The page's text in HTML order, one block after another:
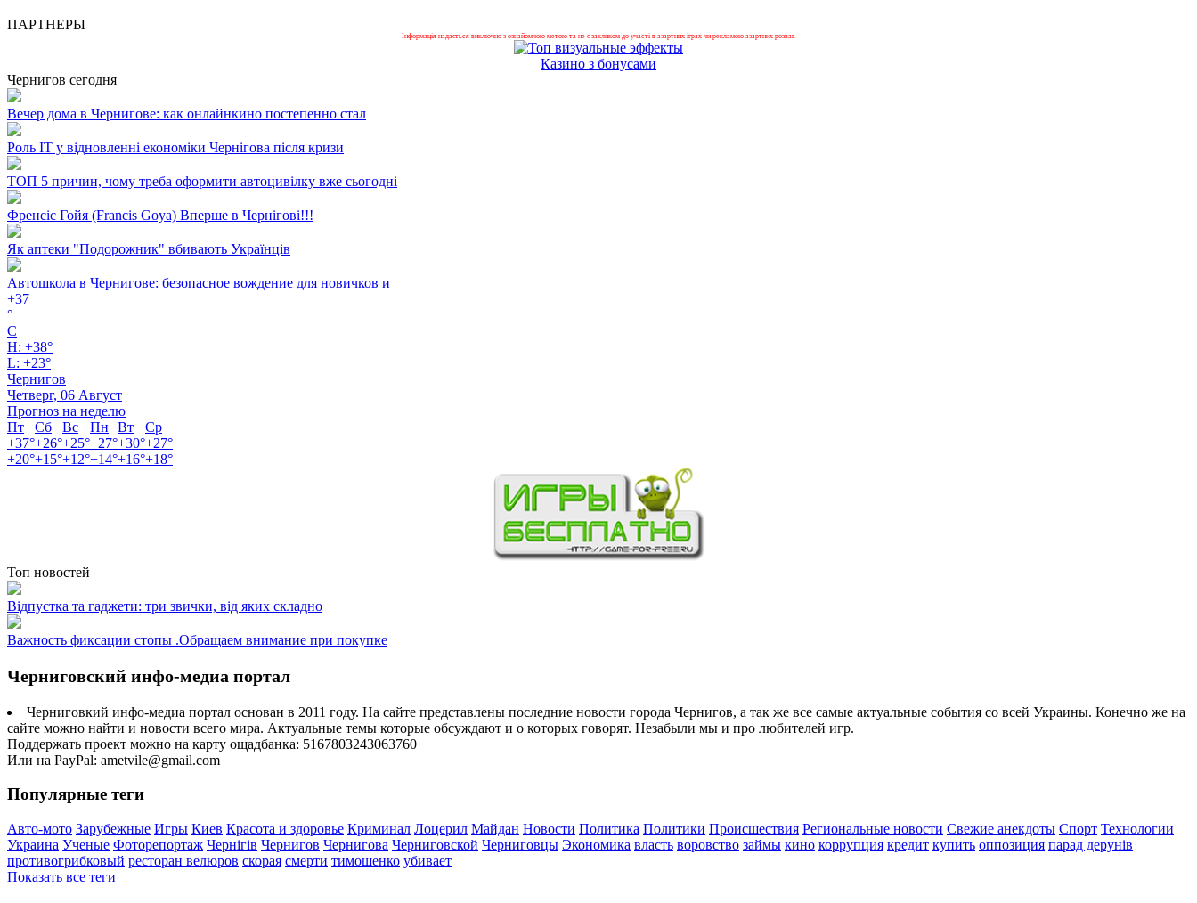
ПАРТНЕРЫ
Інформація надається виключно з ознайомчою метою та не є закликом до участі в азартних іграх чи рекламою азартних розваг.
Казино з бонусами
Чернигов сегодня
Вечер дома в Чернигове: как онлайнкино постепенно стал
Роль ІТ у відновленні економіки Чернігова після кризи
ТОП 5 причин, чому треба оформити автоцивілку вже сьогодні
Френсіс Гойя (Francis Goya) Вперше в Чернігові!!!
Як аптеки "Подорожник" вбивають Українців
Автошкола в Чернигове: безопасное вождение для новичков и
+37
°
C
H: +38°
L: +23°
Чернигов
Четверг, 06 Август
Прогноз на неделю
Пт
Сб Вс Пн Вт
Ср
+37°+26°+25°+27°+30°+27°
+20°+15°+12°+14°+16°+18°
Топ новостей
Відпустка та гаджети: три звички, від яких складно
Важность фиксации стопы .Обращаем внимание при покупке
Черниговский инфо-медиа портал
Черниговкий инфо-медиа портал основан в 2011 году. На сайте представлены последние новости города Чернигов, а так же все самые актуальные события со всей Украины. Конечно же на
сайте можно найти и новости всего мира. Актуальные темы которые обсуждают и о которых говорят. Незабыли мы и про любителей игр.
Поддержать проект можно на карту ощадбанка: 5167803243063760
Или на PayPal: ametvile@gmail.com
Популярные теги
Авто-мото Зарубежные Игры Киев Красота и здоровье Криминал Лоцерил Майдан Новости Политика Политики Происшествия Региональные новости Свежие анекдоты Спорт Технологии
Украина Ученые Фоторепортаж Чернігів Чернигов Чернигова Черниговской Черниговцы Экономика власть воровство займы кино коррупция кредит купить оппозиция парад дерунів
противогрибковый ресторан велюров скорая смерти тимошенко убивает
Показать все теги